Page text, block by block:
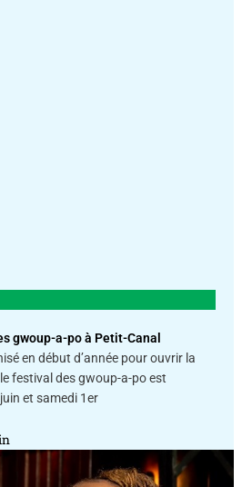
gwoup-a-po à Petit-Canal
en début d’année pour ouvrir la
festival des gwoup-a-po est
et samedi 1er